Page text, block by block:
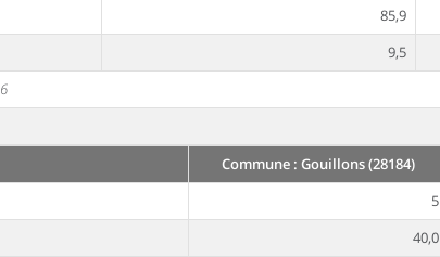
85,9
9,5
Commune : Gouillons (28184)
5
40,0